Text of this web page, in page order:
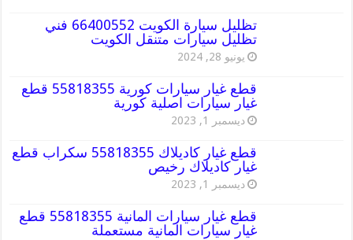
تظليل سيارة الكويت 66400552 فني
تظليل سيارات متنقل الكويت
يونيو 28, 2024
قطع غيار سيارات كورية 55818355 قطع
غيار سيارات اصلية كورية
ديسمبر 1, 2023
قطع غيار كاديلاك 55818355 سكراب قطع
غيار كاديلاك رخيص
ديسمبر 1, 2023
قطع غيار سيارات المانية 55818355 قطع
غيار سيارات المانية مستعملة